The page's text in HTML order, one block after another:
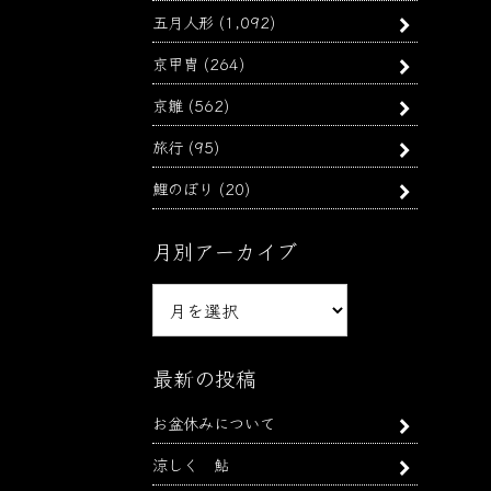
五月人形 (1,092)
京甲冑 (264)
京雛(562)
旅行(95)
鯉のぼり (20)
月別アーカイブ
ー
イ
ブ
最新の投稿
お盆休みについて
涼しく 鮎